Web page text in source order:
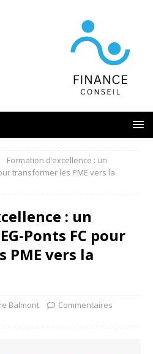
Formation d’excellence : un
transformer les PME vers la
: un
Ponts FC pour
vers la
Balmont
Commentaires